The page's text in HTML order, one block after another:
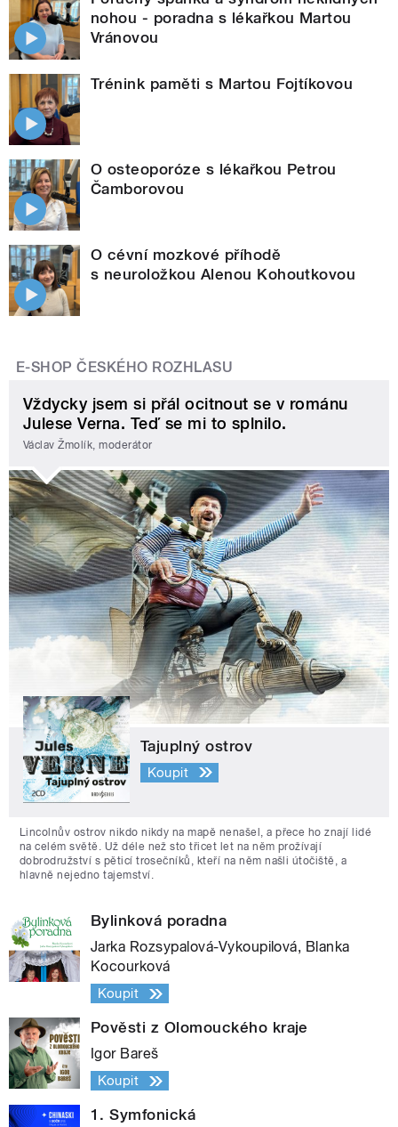
nohou - poradna s lékařkou Martou
Vránovou
Trénink paměti s Martou Fojtíkovou
O osteoporóze s lékařkou Petrou
Čamborovou
O cévní mozkové příhodě
s neuroložkou Alenou Kohoutkovou
E-SHOP ČESKÉHO ROZHLASU
Vždycky jsem si přál ocitnout se v románu
Julese Verna. Teď se mi to splnilo.
Václav Žmolík, moderátor
Tajuplný ostrov
Koupit
Lincolnův ostrov nikdo nikdy na mapě nenašel, a přece ho znají lidé
na celém světě. Už déle než sto třicet let na něm prožívají
dobrodružství s pěticí trosečníků, kteří na něm našli útočiště, a
hlavně nejedno tajemství.
Bylinková poradna
Jarka Rozsypalová-Vykoupilová, Blanka
Kocourková
Koupit
Pověsti z Olomouckého kraje
Igor Bareš
Koupit
1. Symfonická